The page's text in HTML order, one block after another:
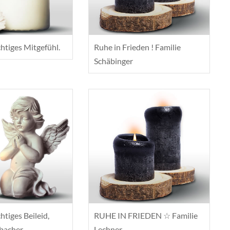
Mitgefühl.
Ruhe in Frieden ! Familie
Schäbinger
Beileid,
RUHE IN FRIEDEN ☆ Familie